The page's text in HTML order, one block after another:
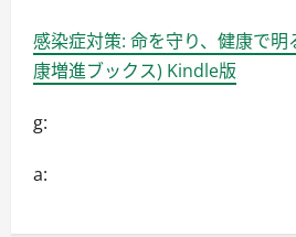
感染症対策: 命を守り、健康で
康増進ブックス) Kindle版
g:
a: